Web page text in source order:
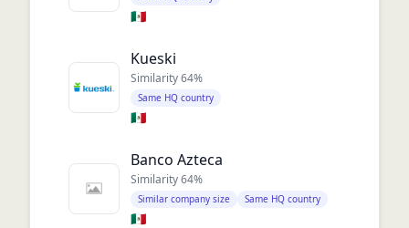
🇲🇽
Kueski
Similarity64%
Same HQ country
🇲🇽
Banco Azteca
Similarity64%
Similar company size Same HQ country
🇲🇽